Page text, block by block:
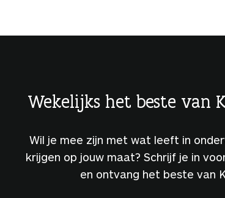
Wekelijks het beste van
Wil je mee zijn met wat leeft in
krijgen op jouw maat? Schrijf je in
en ontvang het beste van